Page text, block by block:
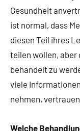
Gesundheit
ist normal, dass
diesen Teil ihres
teilen wollen,
behandelt zu
viele
nehmen,
Welche